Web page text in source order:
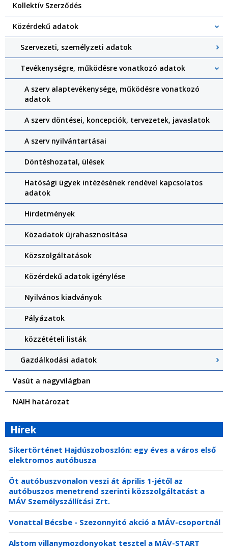
Kollektív Szerződés
Közérdekű adatok
Szervezeti, személyzeti adatok
Tevékenységre, működésre vonatkozó adatok
A szerv alaptevékenysége, működésre vonatkozó
adatok
A szerv döntései, koncepciók, tervezetek, javaslatok
A szerv nyilvántartásai
Döntéshozatal, ülések
Hatósági ügyek intézésének rendével kapcsolatos
adatok
Hirdetmények
Közadatok újrahasznosítása
Közszolgáltatások
Közérdekű adatok igénylése
Nyilvános kiadványok
Pályázatok
közzétételi listák
Gazdálkodási adatok
Vasút a nagyvilágban
NAIH határozat
Hírek
Sikertörténet Hajdúszoboszlón: egy éves a város első
elektromos autóbusza
Öt autóbuszvonalon veszi át április 1-jétől az
autóbuszos menetrend szerinti közszolgáltatást a
MÁV Személyszállítási Zrt.
Vonattal Bécsbe - Szezonnyitó akció a MÁV-csoportnál
Alstom villanymozdonyokat tesztel a MÁV-START